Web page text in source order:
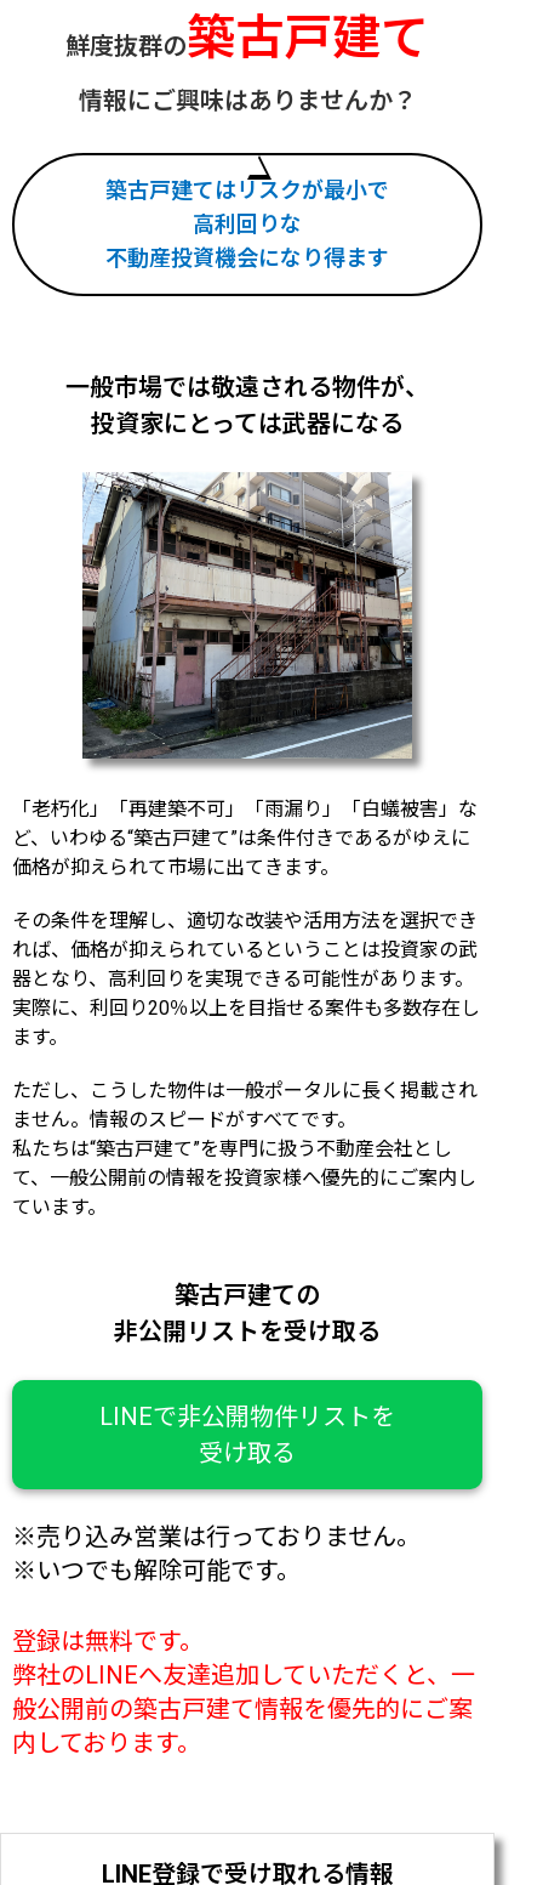
鮮度抜群の築古戸建て
情報にご興味はありませんか？
築古戸建てはリスクが最小で
高利回りな
不動産投資機会になり得ます
一般市場では敬遠される物件が、
投資家にとっては武器になる
「老朽化」「再建築不可」「雨漏り」「白蟻被害」な
ど、いわゆる“築古戸建て”は条件付きであるがゆえに
価格が抑えられて市場に出てきます。
その条件を理解し、適切な改装や活用方法を選択でき
れば、価格が抑えられているということは投資家の武
器となり、高利回りを実現できる可能性があります。
実際に、利回り20％以上を目指せる案件も多数存在し
ます。
ただし、こうした物件は一般ポータルに長く掲載され
ません。情報のスピードがすべてです。
私たちは“築古戸建て”を専門に扱う不動産会社とし
て、一般公開前の情報を投資家様へ優先的にご案内し
ています。
築古戸建ての
非公開リストを受け取る
LINEで非公開物件リストを
受け取る
※売り込み営業は行っておりません。
※いつでも解除可能です。
登録は無料です。
弊社のLINEへ友達追加していただくと、一
般公開前の築古戸建て情報を優先的にご案
内しております。
LINE登録で受け取れる情報